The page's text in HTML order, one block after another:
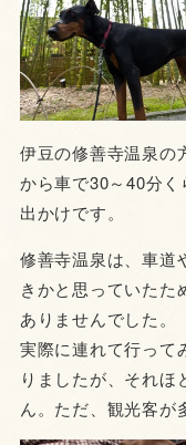
伊豆の修善寺温泉の
から車で30～40分
出かけです。
修善寺温泉は、車道
きかと思っていたた
ありませんでした。
実際に連れて行って
りましたが、それ
ん。ただ、観光客が